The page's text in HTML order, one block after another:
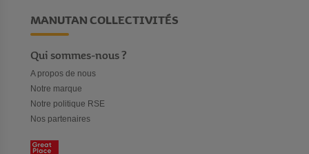
MANUTAN COLLECTIVITÉS
Qui sommes-nous ?
A propos de nous
Notre marque
Notre politique RSE
Nos partenaires